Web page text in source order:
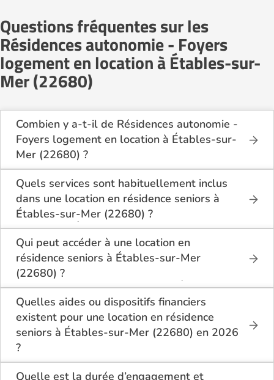
Questions fréquentes sur les
Résidences autonomie - Foyers
logement en location à Étables-sur-
Mer (22680)
Combien y a-t-il de Résidences autonomie -
Foyers logement en location à Étables-sur-
Mer (22680) ?
Sur le site Logement-seniors.com, on recense
actuellement 1 Résidences autonomie - Foyers
logement en location à Étables-sur-Mer (22680).
Quels services sont habituellement inclus
dans une location en résidence seniors à
Étables-sur-Mer (22680) ?
En location à Étables-sur-Mer (22680), la résidence
seniors inclut généralement : l’entretien des espaces
communs, l’accès à des activités, la présence d’un
accueil / surveillance, la restauration ou service
repas optionnel. Certains services sont optionnels et
peuvent faire monter le tarif.
Qui peut accéder à une location en
résidence seniors à Étables-sur-Mer
(22680) ?
La location en résidence seniors à Étables-sur-Mer
(22680) s’adresse aux personnes autonomes
souhaitant un logement adapté, sécurisé et
convivial. Il est conseillé d’avoir environ 60 ans ou
plus, bien que chaque résidence fixe ses conditions.
Des prestations complémentaires peuvent être
proposées pour un accompagnement léger.
Quelles aides ou dispositifs financiers
existent pour une location en résidence
seniors à Étables-sur-Mer (22680) en 2026
?
Selon les revenus et la situation, il est possible à
Étables-sur-Mer (22680) de bénéficier d’aides
Quelle est la durée d’engagement et